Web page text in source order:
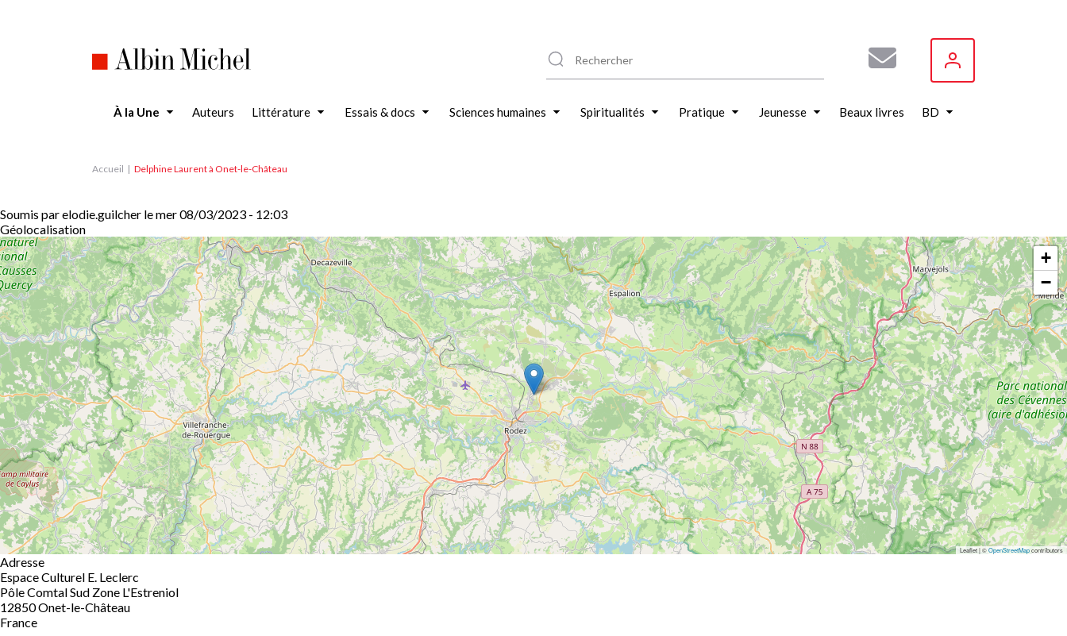
À la Une Auteurs Littérature Essais & docs Sciences humaines Spiritualités Pratique Jeunesse Beaux livres BD
Accueil Delphine Laurent à Onet-le-Château
Soumis parelodie.guilcher lemer 08/03/2023 - 12:03
Géolocalisation
+
−
Leaflet | ©OpenStreetMapcontributors
Adresse
Espace Culturel E. Leclerc
Pôle Comtal Sud Zone L'Estreniol
12850Onet-le-Château
France